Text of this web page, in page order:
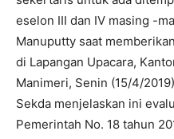
eselon III dan IV masing -
Manuputty saat
di Lapangan Upacara,
Manimeri, Senin (15/4/
Sekda menjelaskan ini
Pemerintah No. 18 tahun